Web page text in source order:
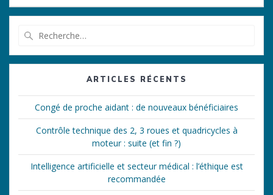
:
ARTICLES RÉCENTS
Congé de proche aidant : de nouveaux bénéficiaires
Contrôle technique des 2, 3 roues et quadricycles à
moteur : suite (et fin ?)
Intelligence artificielle et secteur médical : l’éthique est
recommandée